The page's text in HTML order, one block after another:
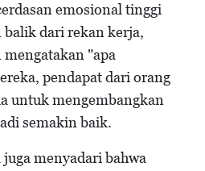
emosional tinggi
dari rekan kerja,
mengatakan "apa
pendapat dari orang
untuk mengembangkan
semakin baik.
menyadari bahwa